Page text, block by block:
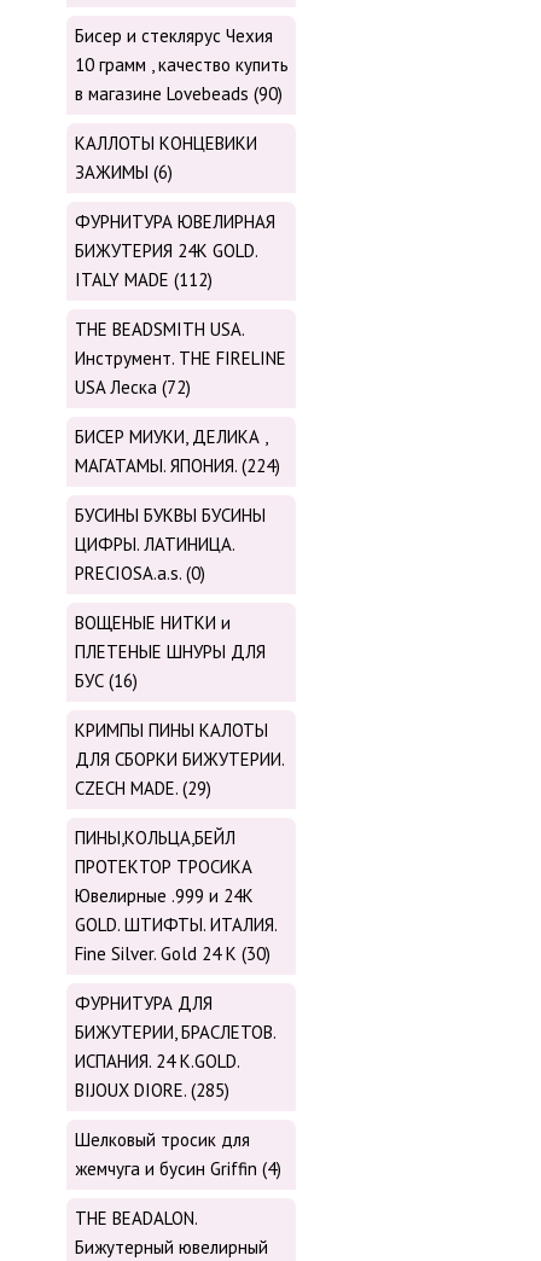
Бисер и стеклярус Чехия
10 грамм , качество купить
в магазине Lovebeads (90)
КАЛЛОТЫ КОНЦЕВИКИ
ЗАЖИМЫ (6)
ФУРНИТУРА ЮВЕЛИРНАЯ
БИЖУТЕРИЯ 24К GOLD.
ITALY MADE (112)
THE BEADSMITH USA.
Инструмент. THE FIRELINE
USA Леска (72)
БИСЕР МИУКИ, ДЕЛИКА ,
МАГАТАМЫ. ЯПОНИЯ. (224)
БУСИНЫ БУКВЫ БУСИНЫ
ЦИФРЫ. ЛАТИНИЦА.
PRECIOSA.a.s. (0)
ВОЩЕНЫЕ НИТКИ и
ПЛЕТЕНЫЕ ШНУРЫ ДЛЯ
БУС (16)
КРИМПЫ ПИНЫ КАЛОТЫ
ДЛЯ СБОРКИ БИЖУТЕРИИ.
CZECH MADE. (29)
ПИНЫ,КОЛЬЦА,БЕЙЛ
ПРОТЕКТОР ТРОСИКА
Ювелирные .999 и 24К
GOLD. ШТИФТЫ. ИТАЛИЯ.
Fine Silver. Gold 24 K (30)
ФУРНИТУРА ДЛЯ
БИЖУТЕРИИ, БРАСЛЕТОВ.
ИСПАНИЯ. 24 K.GOLD.
BIJOUX DIORE. (285)
Шелковый тросик для
жемчуга и бусин Griffin (4)
THE BEADALON.
Бижутерный ювелирный